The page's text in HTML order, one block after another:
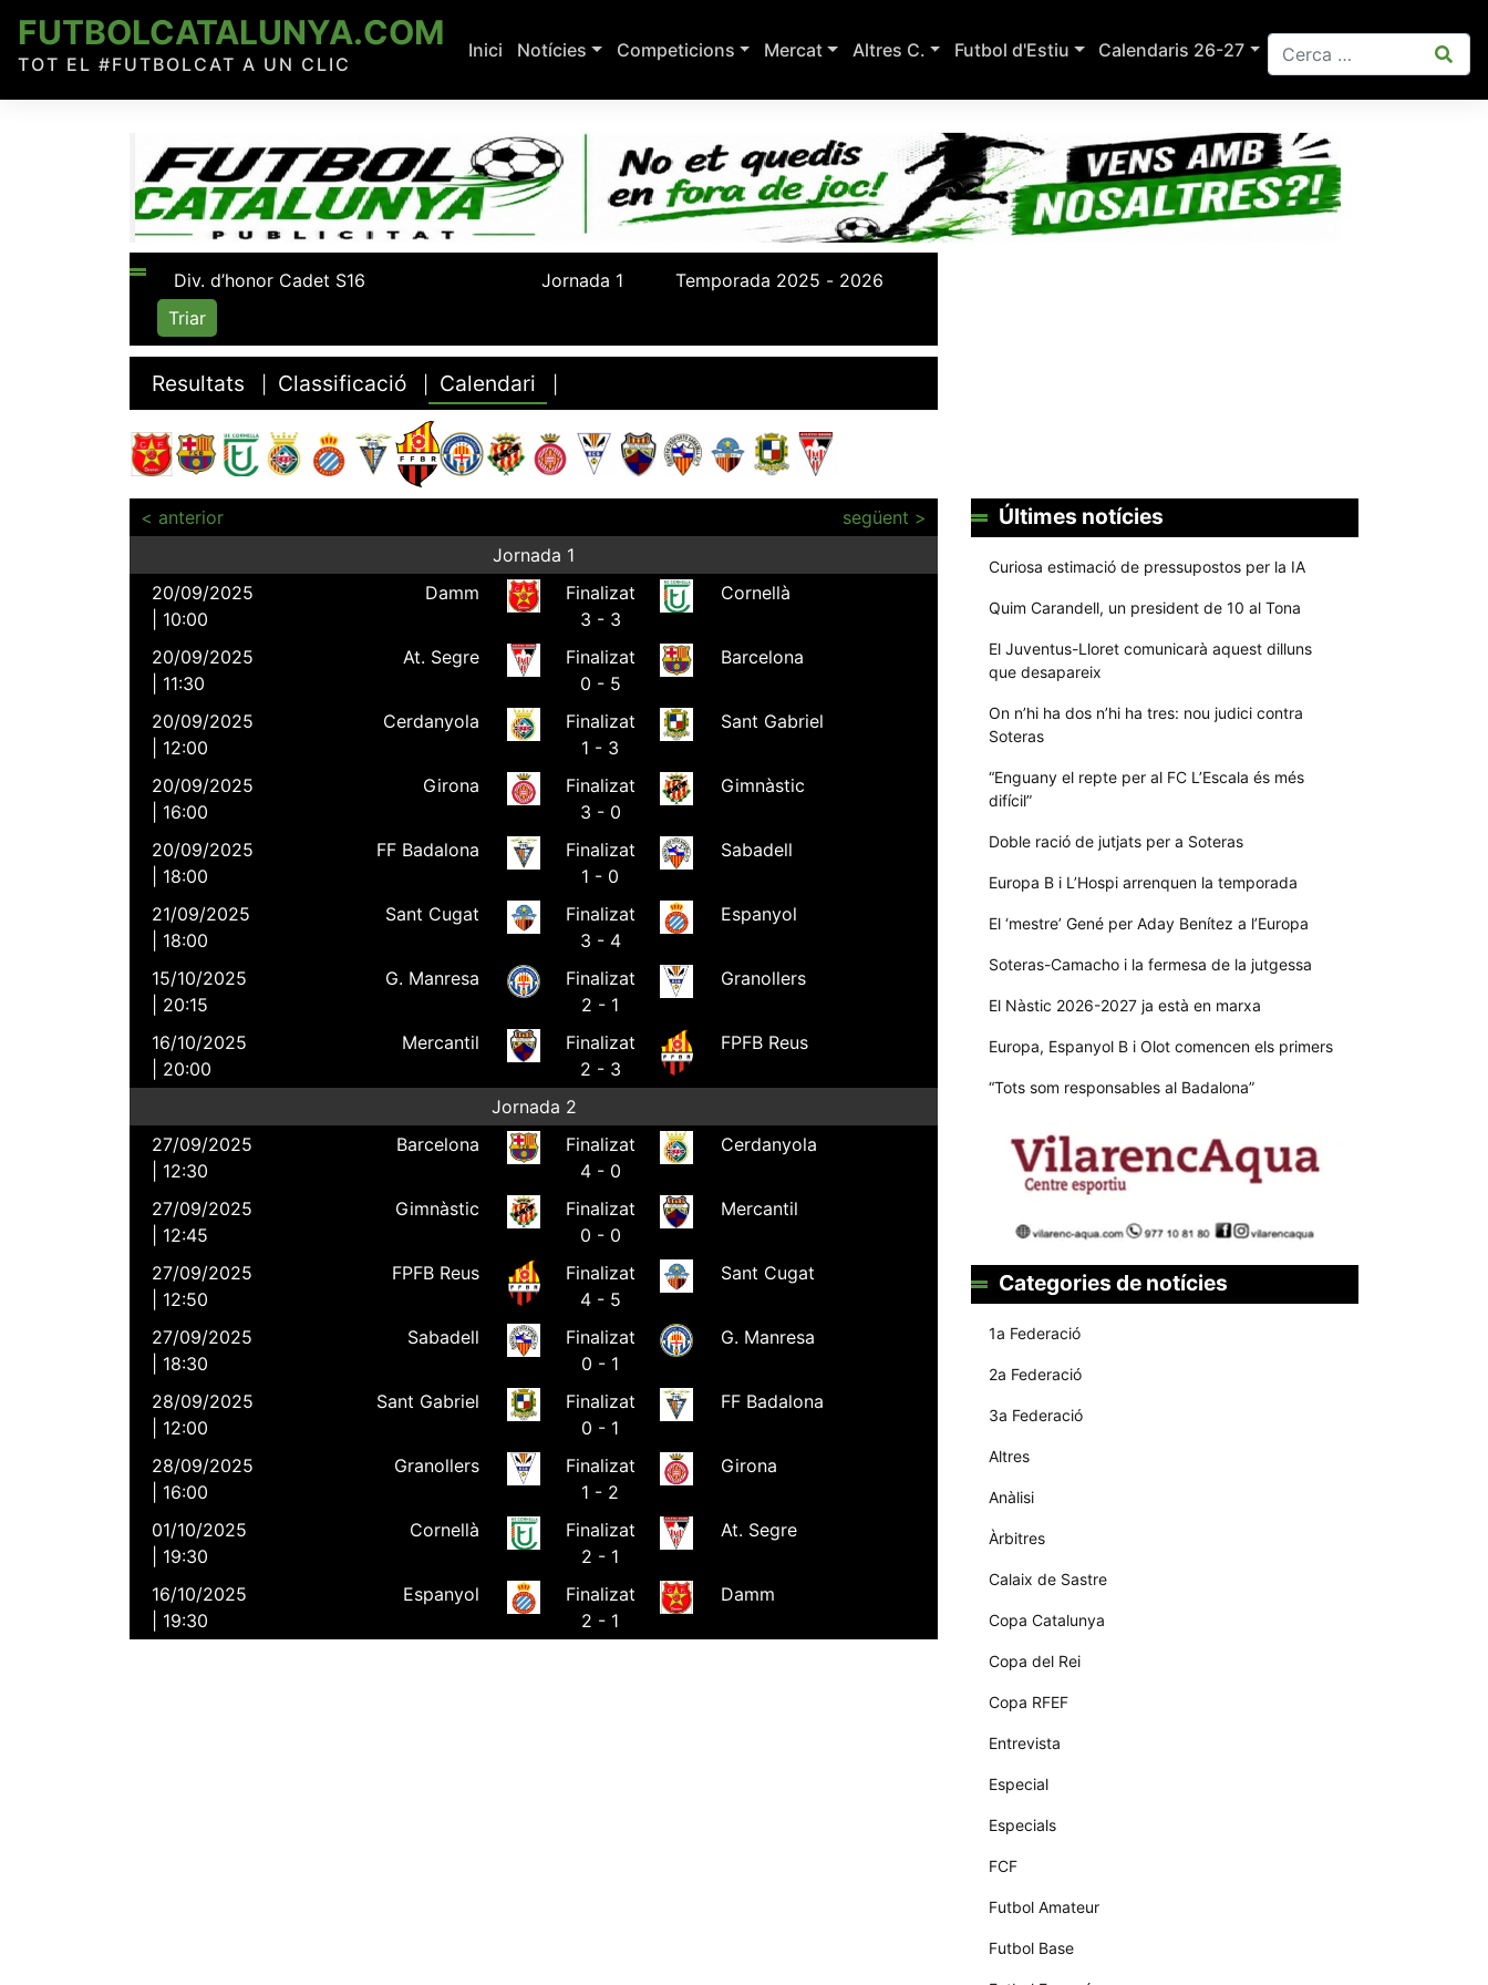
content
FUTBOLCATALUNYA.COM
TOT EL #FUTBOLCAT A UN CLIC
Inici Notícies Competicions Mercat Altres C. Futbol d'Estiu Calendaris 26-27
Resultats Classificació Calendari
< anterior
següent >
Jornada 1
20/09/2025
| 10:00
Damm
Finalizat
3 - 3
Cornellà
20/09/2025
| 11:30
At. Segre
Finalizat
0 - 5
Barcelona
20/09/2025
| 12:00
Cerdanyola
Finalizat
1 - 3
Sant Gabriel
20/09/2025
| 16:00
Girona
Finalizat
3 - 0
Gimnàstic
20/09/2025
| 18:00
FF Badalona
Finalizat
1 - 0
Sabadell
21/09/2025
| 18:00
Sant Cugat
Finalizat
3 - 4
Espanyol
15/10/2025
| 20:15
G. Manresa
Finalizat
2 - 1
Granollers
16/10/2025
| 20:00
Mercantil
Finalizat
2 - 3
FPFB Reus
Jornada 2
27/09/2025
| 12:30
Barcelona
Finalizat
4 - 0
Cerdanyola
27/09/2025
| 12:45
Gimnàstic
Finalizat
0 - 0
Mercantil
27/09/2025
| 12:50
FPFB Reus
Finalizat
4 - 5
Sant Cugat
27/09/2025
| 18:30
Sabadell
Finalizat
0 - 1
G. Manresa
28/09/2025
| 12:00
Sant Gabriel
Finalizat
0 - 1
FF Badalona
28/09/2025
| 16:00
Granollers
Finalizat
1 - 2
Girona
01/10/2025
| 19:30
Cornellà
Finalizat
2 - 1
At. Segre
16/10/2025
| 19:30
Espanyol
Finalizat
2 - 1
Damm
Últimes notícies
Curiosa estimació de pressupostos per la IA
Quim Carandell, un president de 10 al Tona
El Juventus-Lloret comunicarà aquest dilluns
que desapareix
On n’hi ha dos n’hi ha tres: nou judici contra
Soteras
“Enguany el repte per al FC L’Escala és més
difícil”
Doble ració de jutjats per a Soteras
Europa B i L’Hospi arrenquen la temporada
El ‘mestre’ Gené per Aday Benítez a l’Europa
Soteras-Camacho i la fermesa de la jutgessa
El Nàstic 2026-2027 ja està en marxa
Europa, Espanyol B i Olot comencen els primers
“Tots som responsables al Badalona”
Categories de notícies
1a Federació
2a Federació
3a Federació
Altres
Anàlisi
Àrbitres
Calaix de Sastre
Copa Catalunya
Copa del Rei
Copa RFEF
Entrevista
Especial
Especials
FCF
Futbol Amateur
Futbol Base
Necessàries
són
necessàries
tècnic de la
Estadístiques
dades
estadístiques
del lloc web
funcionalitat i
la seva
d'usuari
dades en el seu